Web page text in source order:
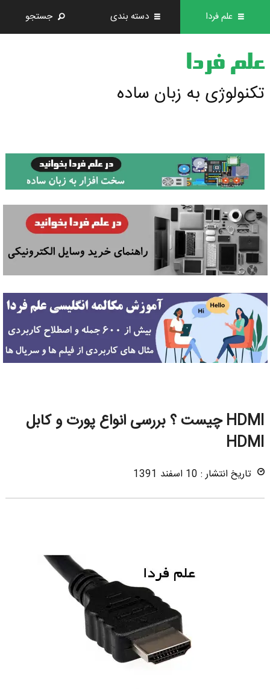
علم فردا دسته بندی جستجو
علم فردا
تکنولوژی به زبان ساده
HDMI چیست ؟ بررسی انواع پورت و کابل
HDMI
تاریخ انتشار : 10 اسفند 1391